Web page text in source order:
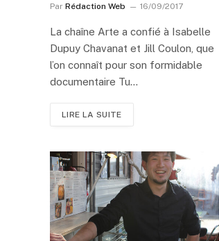
Par Rédaction Web 16/09/2017
La chaîne Arte a confié à Isabelle
Dupuy Chavanat et Jill Coulon, que
l’on connaît pour son formidable
documentaire Tu…
LIRE LA SUITE